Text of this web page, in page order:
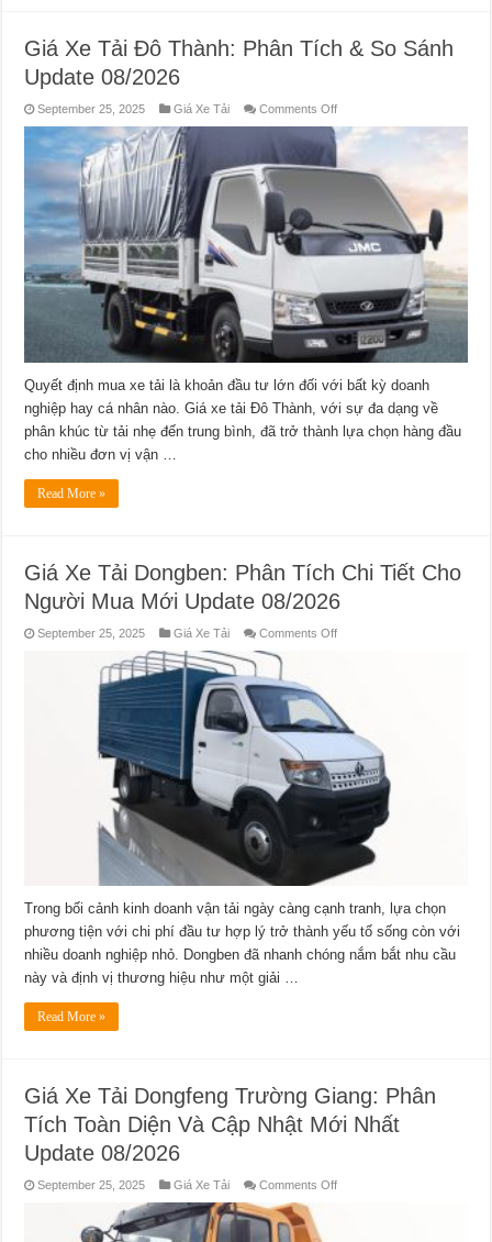
Giá Xe Tải Đô Thành: Phân Tích & So Sánh
Update 08/2026
September 25, 2025 Giá Xe Tải Comments Offon
Xe
Tải
Đô
Thành:
So
Sánh
Update
Quyết định mua xe tải là khoản đầu tư lớn đối với bất kỳ doanh
nghiệp hay cá nhân nào. Giá xe tải Đô Thành, với sự đa dạng về
phân khúc từ tải nhẹ đến trung bình, đã trở thành lựa chọn hàng đầu
cho nhiều đơn vị vận …
Read More »
Giá Xe Tải Dongben: Phân Tích Chi Tiết Cho
Người Mua Mới Update 08/2026
September 25, 2025 Giá Xe Tải Comments Offon
Tích
Chi
Tiết
Người
Mua
Mới
Update
08/2026
Trong bối cảnh kinh doanh vận tải ngày càng cạnh tranh, lựa chọn
phương tiện với chi phí đầu tư hợp lý trở thành yếu tố sống còn với
nhiều doanh nghiệp nhỏ. Dongben đã nhanh chóng nắm bắt nhu cầu
này và định vị thương hiệu như một giải …
Read More »
Giá Xe Tải Dongfeng Trường Giang: Phân
Tích Toàn Diện Và Cập Nhật Mới Nhất
Update 08/2026
September 25, 2025 Giá Xe Tải Comments Offon